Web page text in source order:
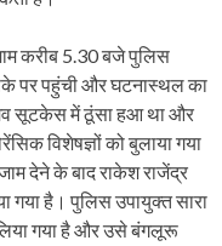
करीब 5.30 बजे पुलिस
पर पहुंची और घटनास्थल का
शव सूटकेस में ठूंसा हआ था और
विशेषज्ञों को बुलाया गया
देने के बाद राकेश राजेंद्र
गया है। पुलिस उपायुक्त सारा
गया है और उसे बंगलूरू